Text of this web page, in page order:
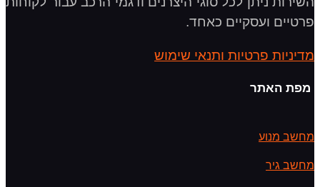
פרטיים ועסקיים כאחד.
מדיניות פרטיות ותנאי שימוש
מפת האתר
מחשב מנוע
מחשב גיר